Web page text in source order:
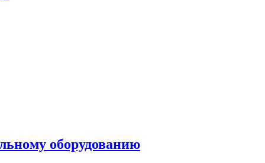
оборудованию